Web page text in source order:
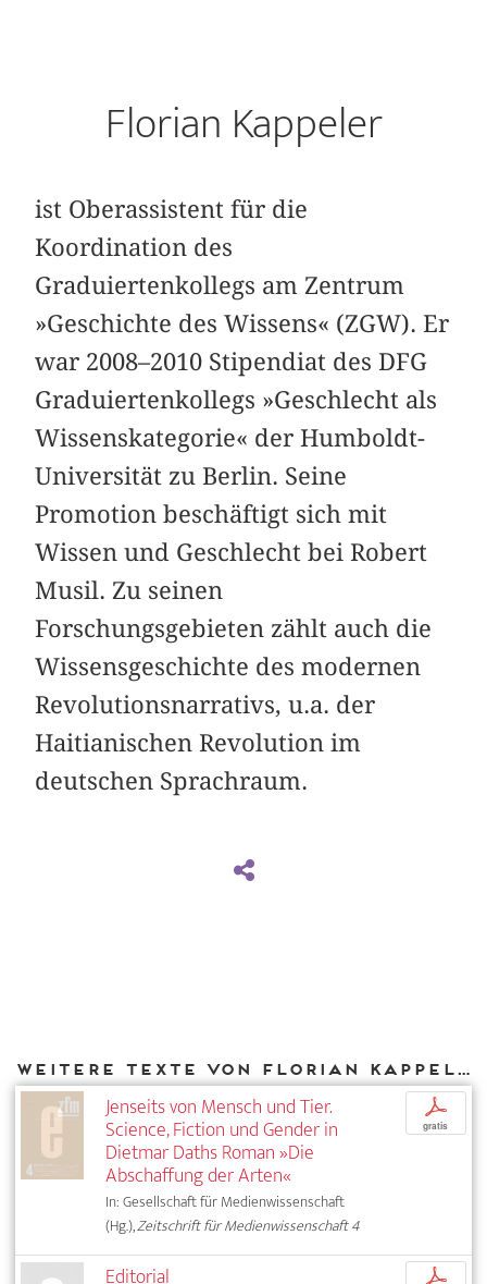
Florian Kappeler
ist Oberassistent für die
Koordination des
Graduiertenkollegs am Zentrum
»Geschichte des Wissens« (ZGW). Er
war 2008–2010 Stipendiat des DFG
Graduiertenkollegs »Geschlecht als
Wissenskategorie« der Humboldt-
Universität zu Berlin. Seine
Promotion beschäftigt sich mit
Wissen und Geschlecht bei Robert
Musil. Zu seinen
Forschungsgebieten zählt auch die
Wissensgeschichte des modernen
Revolutionsnarrativs, u.a. der
Haitianischen Revolution im
deutschen Sprachraum.
Weitere Texte von Florian Kappeler bei DIAPHANES
Jenseits von Mensch und Tier.
Science, Fiction und Gender in
Dietmar Daths Roman »Die
Abschaffung der Arten«
In: Gesellschaft für Medienwissenschaft
(Hg.),Zeitschrift für Medienwissenschaft 4
p
gratis
Editorial p